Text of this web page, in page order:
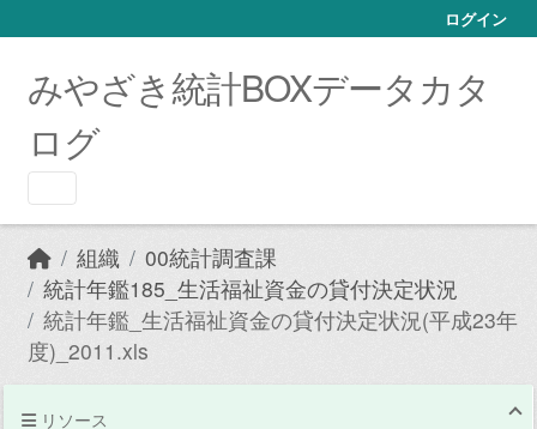
ログイン
みやざき統計BOXデータカタ
ログ
組織
00統計調査課
統計年鑑185_生活福祉資金の貸付決定状況
統計年鑑_生活福祉資金の貸付決定状況(平成23年
度)_2011.xls
リソース